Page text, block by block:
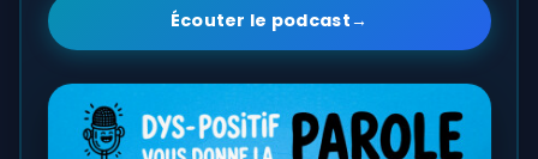
Écouter le podcast→